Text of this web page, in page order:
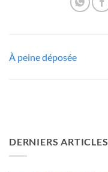
À peine déposée
DERNIERS ARTICLES